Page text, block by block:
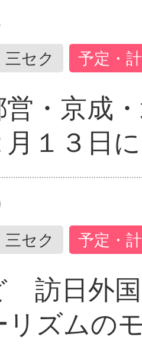
セク 予定・
・京成
１３日
セク 予定・
訪日外
リズムの